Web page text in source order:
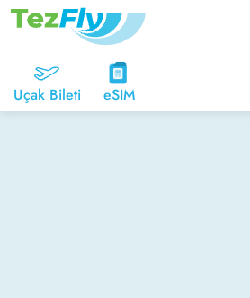
Uçak Bileti eSIM